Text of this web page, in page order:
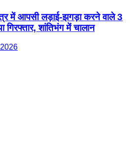
में आपसी लड़ाई-झगड़ा करने वाले 3
शांतिभंग में चालान